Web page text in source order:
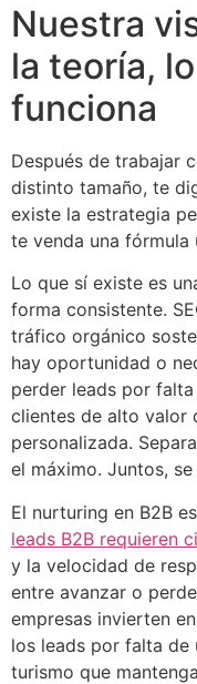
Nuestra
la teoría,
funciona
Después de trabajar
distinto tamaño, te
existe la estrategia
te venda una fórmula
Lo que sí existe es
forma consistente.
tráfico orgánico
hay oportunidad o
perder leads por
clientes de alto valor
personalizada.
el máximo. Juntos,
El nurturing en B2B
leads B2B requieren
y la velocidad de
entre avanzar o
empresas invierten
los leads por falta de
turismo que